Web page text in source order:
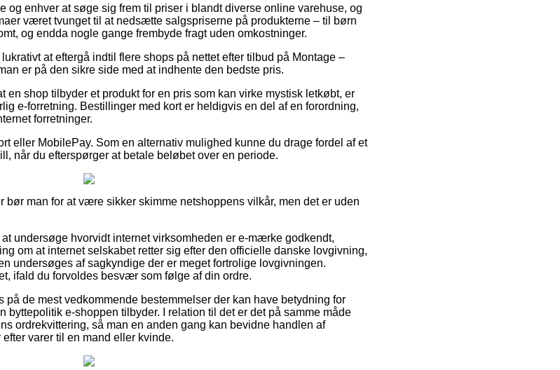
og enhver at søge sig frem til priser i blandt diverse online varehuse, og
været tvunget til at nedsætte salgspriserne på produkterne – til børn
og endda nogle gange frembyde fragt uden omkostninger.
at eftergå indtil flere shops på nettet efter tilbud på Montage –
er på den sikre side med at indhente den bedste pris.
en shop tilbyder et produkt for en pris som kan virke mystisk letkøbt, er
e-forretning. Bestillinger med kort er heldigvis en del af en forordning,
forretninger.
eller MobilePay. Som en alternativ mulighed kunne du drage fordel af et
når du efterspørger at betale beløbet over en periode.
bør man for at være sikker skimme netshoppens vilkår, men det er uden
undersøge hvorvidt internet virksomheden er e-mærke godkendt,
om at internet selskabet retter sig efter den officielle danske lovgivning,
undersøges af sagkyndige der er meget fortrolige lovgivningen.
ifald du forvoldes besvær som følge af din ordre.
på de mest vedkommende bestemmelser der kan have betydning for
byttepolitik e-shoppen tilbyder. I relation til det er det på samme måde
ordrekvittering, så man en anden gang kan bevidne handlen af
varer til en mand eller kvinde.